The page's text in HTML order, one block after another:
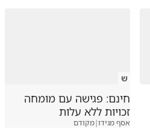
ש
חינם: פגישה עם מומחה
זכויות ללא עלות
אסף מגידו|מקודם